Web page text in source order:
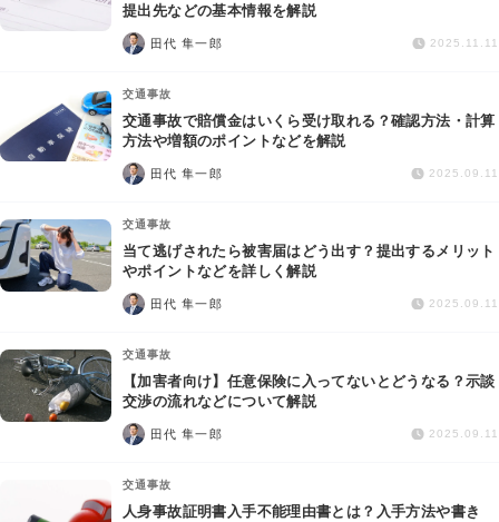
提出先などの基本情報を解説
田代 隼一郎 2025.11.11
交通事故
交通事故で賠償金はいくら受け取れる？確認方法・計算
方法や増額のポイントなどを解説
田代 隼一郎 2025.09.11
交通事故
当て逃げされたら被害届はどう出す？提出するメリット
やポイントなどを詳しく解説
田代 隼一郎 2025.09.11
交通事故
【加害者向け】任意保険に入ってないとどうなる？示談
交渉の流れなどについて解説
田代 隼一郎 2025.09.11
交通事故
人身事故証明書入手不能理由書とは？入手方法や書き